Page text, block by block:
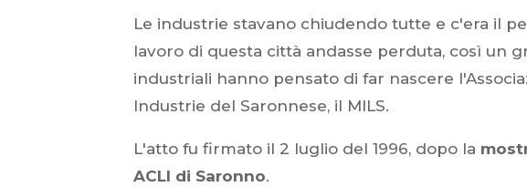
Le industrie stavano chiudendo tutte e c'era il
lavoro di questa città andasse perduta, così un
industriali hanno pensato di far nascere
Industrie del Saronnese, il MILS.
L'atto fu firmato il 2 luglio del 1996, dopo la
ACLI di Saronno.